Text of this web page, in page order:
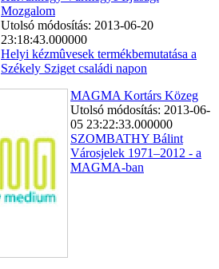
Mozgalom
Utolsó módosítás: 2013-06-20
23:18:43.000000
Helyi kézmûvesek termékbemutatása a
Székely Sziget családi napon
MAGMA Kortárs Közeg
Utolsó módosítás: 2013-06-
05 23:22:33.000000
SZOMBATHY Bálint
Városjelek 1971–2012 - a
MAGMA-ban